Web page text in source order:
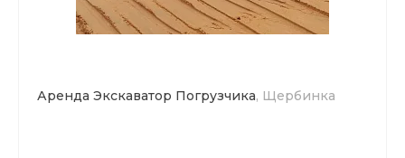
Аренда Экскаватор Погрузчика, Щербинка